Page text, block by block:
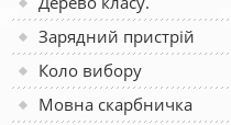
Зарядний пристрій
Коло вибору
Мовна скарбничка